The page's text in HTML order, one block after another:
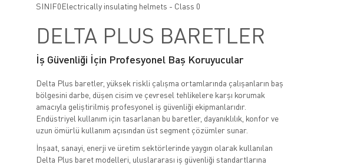
SINIF0Electrically insulating helmets - Class 0
DELTA PLUS BARETLER
İş Güvenliği İçin Profesyonel Baş Koruyucular
Delta Plus baretler, yüksek riskli çalışma ortamlarında çalışanların baş
bölgesini darbe, düşen cisim ve çevresel tehlikelere karşı korumak
amacıyla geliştirilmiş profesyonel iş güvenliği ekipmanlarıdır.
Endüstriyel kullanım için tasarlanan bu baretler, dayanıklılık, konfor ve
uzun ömürlü kullanım açısından üst segment çözümler sunar.
İnşaat, sanayi, enerji ve üretim sektörlerinde yaygın olarak kullanılan
Delta Plus baret modelleri, uluslararası iş güvenliği standartlarına